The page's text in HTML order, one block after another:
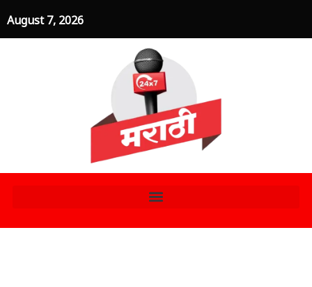
Skip
to
August 7, 2026